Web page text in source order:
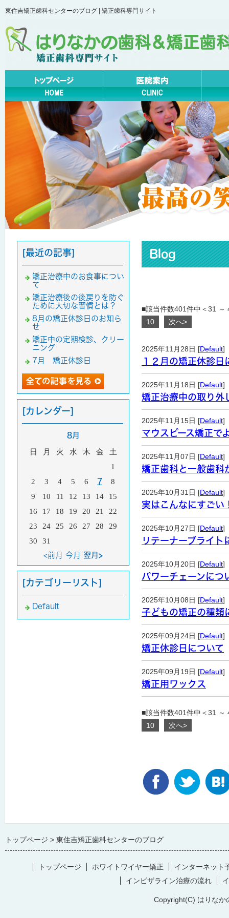
東住吉矯正歯科センターのブログ | 矯正歯科専門サイト
Blog
■該当件数401件中＜31 ～
10
次へ>
2025年11月28日 [Default]
１２月の矯正休診日
2025年11月18日 [Default]
矯正治療中の取り外
2025年11月15日 [Default]
マウスピース矯正で
2025年11月07日 [Default]
矯正歯科と一般歯科
2025年10月31日 [Default]
実はこんなにすごい
2025年10月27日 [Default]
リテーナーブライト
2025年10月20日 [Default]
パワーチェーンにつ
2025年10月08日 [Default]
子どもの矯正の種類
2025年09月24日 [Default]
矯正休診日について
2025年09月19日 [Default]
矯正用ワックス
■該当件数401件中＜31 ～
10
次へ>
[最近の記事]
矯正治療中のお食事につい
て
矯正治療後の後戻りを防ぐ
ために大切な習慣とは？
8月の矯正休診日のお知ら
せ
矯正中の定期検診、クリー
ニング
7月 矯正休診日
[カレンダー]
8月
日 月 火 水 木 金
土
1
2
3 4 5 6 7
8
9
10 11 12 13 14
15
16
17 18 19 20 21
22
23
24 25 26 27 28
29
30
31
<前月 今月 翌月>
[カテゴリーリスト]
Default
トップページ 東住吉矯正歯科センターのブログ
トップページ ホワイトワイヤー矯正
インターネット
インビザライン治療の流れ
Copyright(C) はりなか